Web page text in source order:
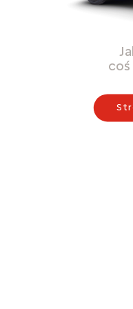
coś